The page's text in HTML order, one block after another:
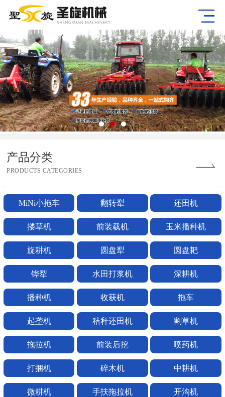
产品分类
PRODUCTS CATEGORIES
MiNi小拖车 翻转犁 还田机
搂草机 前装载机 玉米播种机
旋耕机 圆盘犁 圆盘耙
铧犁 水田打浆机 深耕机
播种机 收获机 拖车
起垄机 秸秆还田机 割草机
拖拉机 前装后挖 喷药机
打捆机 碎木机 中耕机
微耕机 手扶拖拉机 开沟机